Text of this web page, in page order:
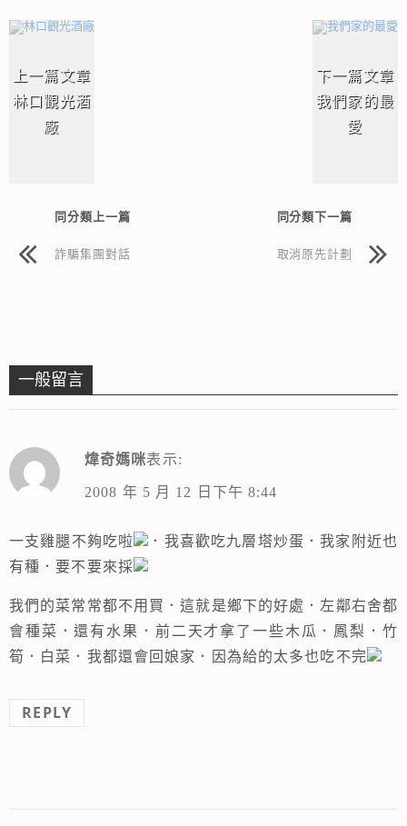
相連文章
上一篇文章
林口觀光酒
廠
下一篇文章
我們家的最
愛
同分類上一篇
詐騙集團對話
同分類下一篇
取消原先計劃
一般留言
煒奇媽咪表示:
2008 年 5 月 12 日下午 8:44
一支雞腿不夠吃啦
．我喜歡吃九層塔炒蛋．我家附近也
有種．要不要來採
我們的菜常常都不用買．這就是鄉下的好處．左鄰右舍都
會種菜．還有水果．前二天才拿了一些木瓜．鳳梨．竹
筍．白菜．我都還會回娘家．因為給的太多也吃不完
REPLY